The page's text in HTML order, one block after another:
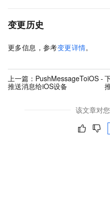
变更历史
更多信息，参考变更详情。
上一篇： PushMessageToiOS -
推送消息给iOS设备
该文章对